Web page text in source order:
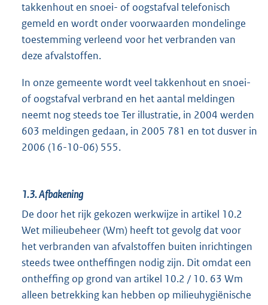
takkenhout en snoei- of oogstafval telefonisch
gemeld en wordt onder voorwaarden mondelinge
toestemming verleend voor het verbranden van
deze afvalstoffen.
In onze gemeente wordt veel takkenhout en snoei-
of oogstafval verbrand en het aantal meldingen
neemt nog steeds toe Ter illustratie, in 2004 werden
603 meldingen gedaan, in 2005 781 en tot dusver in
2006 (16-10-06) 555.
1.3.Afbakening
De door het rijk gekozen werkwijze in artikel 10.2
Wet milieubeheer (Wm) heeft tot gevolg dat voor
het verbranden van afvalstoffen buiten inrichtingen
steeds twee ontheffingen nodig zijn. Dit omdat een
ontheffing op grond van artikel 10.2 / 10. 63 Wm
alleen betrekking kan hebben op milieuhygiënische